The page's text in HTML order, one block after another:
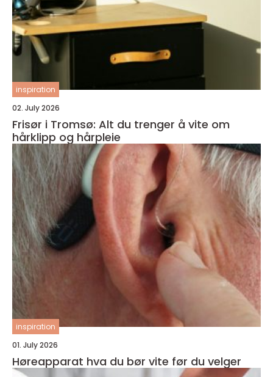
inspiration
02. July 2026
Frisør i Tromsø: Alt du trenger å vite om
hårklipp og hårpleie
inspiration
01. July 2026
Høreapparat hva du bør vite før du velger